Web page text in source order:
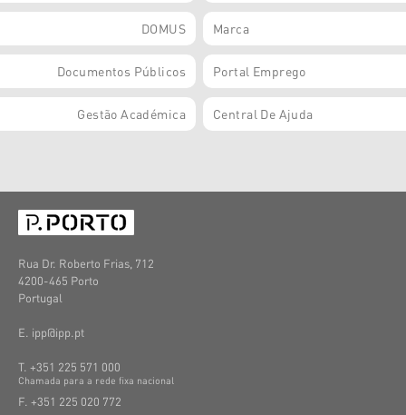
DOMUS Marca
Documentos Públicos Portal Emprego
Gestão Académica Central De Ajuda
Rua Dr. Roberto Frias, 712
4200-465 Porto
Portugal
E. ipp@ipp.pt
T. +351 225 571 000
Chamada para a rede fixa nacional
F. +351 225 020 772